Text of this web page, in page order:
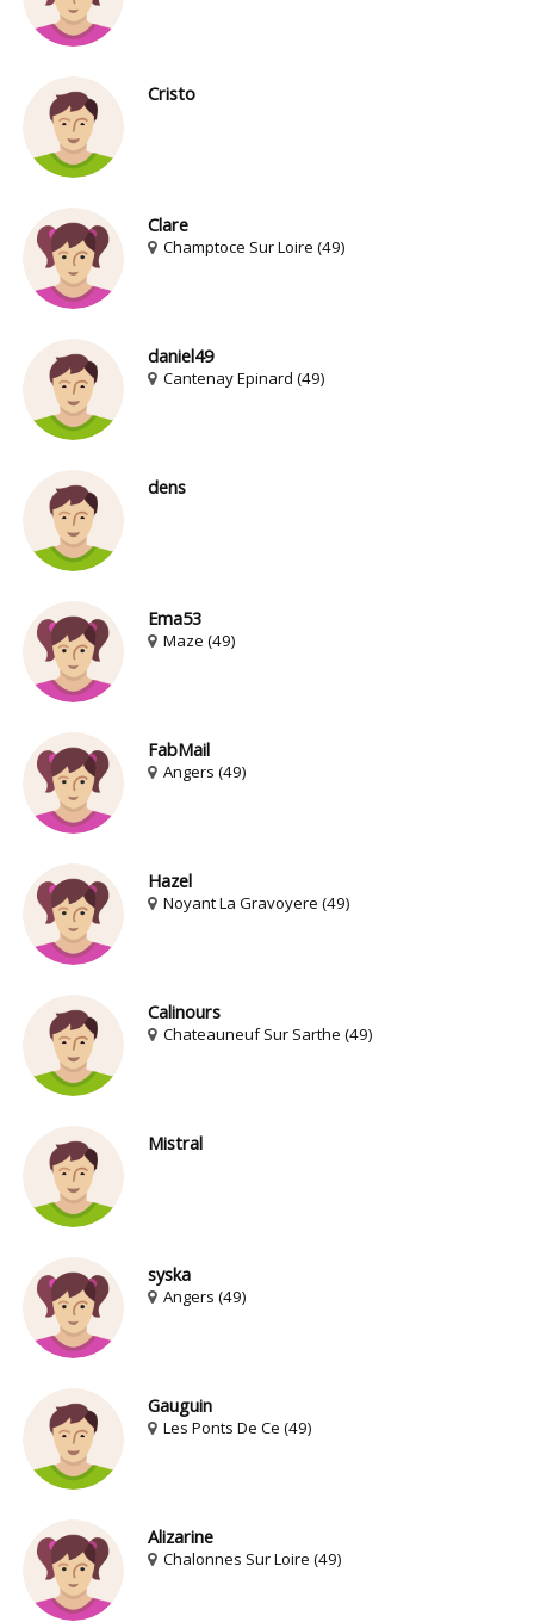
Cristo
Clare
Champtoce Sur Loire (49)
daniel49
Cantenay Epinard (49)
dens
Ema53
Maze (49)
FabMail
Angers (49)
Hazel
Noyant La Gravoyere (49)
Calinours
Chateauneuf Sur Sarthe (49)
Mistral
syska
Angers (49)
Gauguin
Les Ponts De Ce (49)
Alizarine
Chalonnes Sur Loire (49)